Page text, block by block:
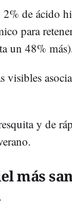
de ácido
para
un 48%
visibles
y de
más